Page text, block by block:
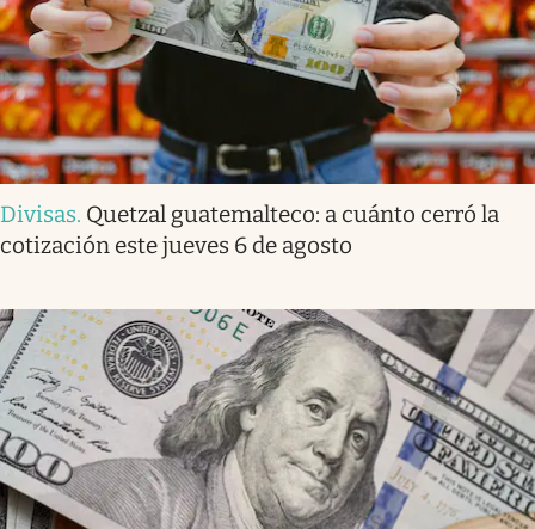
Divisas. Quetzal guatemalteco: a cuánto cerró la
cotización este jueves 6 de agosto